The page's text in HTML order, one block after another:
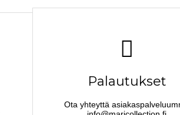
Palautukset
Ota yhteyttä